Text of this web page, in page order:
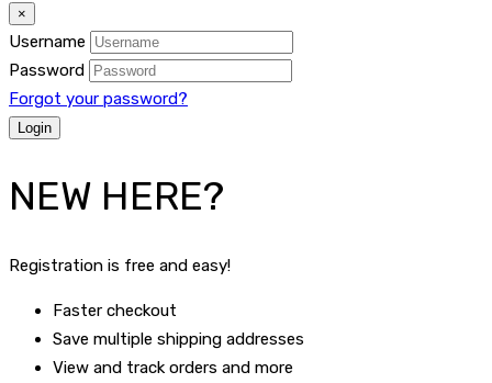
×
Username
Password
Forgot your password?
NEW HERE?
Registration is free and easy!
Faster checkout
Save multiple shipping addresses
View and track orders and more